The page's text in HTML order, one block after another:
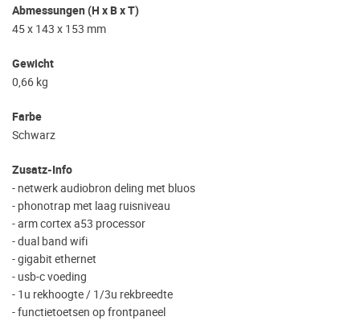
Abmessungen (H x B x T)
45 x 143 x 153 mm
Gewicht
0,66 kg
Farbe
Schwarz
Zusatz-Info
- netwerk audiobron deling met bluos
- phonotrap met laag ruisniveau
- arm cortex a53 processor
- dual band wifi
- gigabit ethernet
- usb-c voeding
- 1u rekhoogte / 1/3u rekbreedte
- functietoetsen op frontpaneel